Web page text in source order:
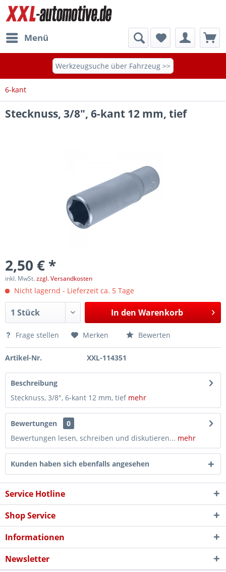
Menü
Werkzeugsuche über Fahrzeug >>
6-kant
Stecknuss, 3/8", 6-kant 12 mm, tief
2,50 € *
inkl. MwSt.zzgl. Versandkosten
Nicht lagernd - Lieferzeit ca. 5 Tage
In den Warenkorb
Frage stellen Merken Bewerten
Artikel-Nr. XXL-114351
Beschreibung
Stecknuss, 3/8", 6-kant 12 mm, tiefmehr
Bewertungen
0
Bewertungen lesen, schreiben und diskutieren... mehr
Kunden haben sich ebenfalls angesehen
Service Hotline
Shop Service
Informationen
Newsletter